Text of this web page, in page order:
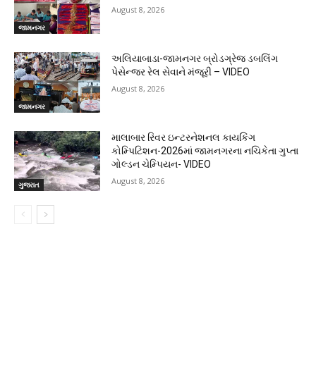
જામનગર
August 8, 2026
જામનગર
અલિયાબાડા-જામનગર બ્રોડગ્રેજ ડબલિંગ
પેસેન્જર રેલ સેવાને મંજૂરી – VIDEO
August 8, 2026
ગુજરાત
માલાબાર રિવર ઇન્ટરનેશનલ કાયકિંગ
કોમ્પિટિશન-2026માં જામનગરના નચિકેતા ગુપ્તા
ગોલ્ડન ચેમ્પિયન- VIDEO
August 8, 2026